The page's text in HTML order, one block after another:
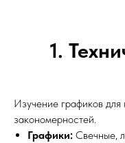
1.
Изучение графиков для
закономерностей.
Графики: Свечные,